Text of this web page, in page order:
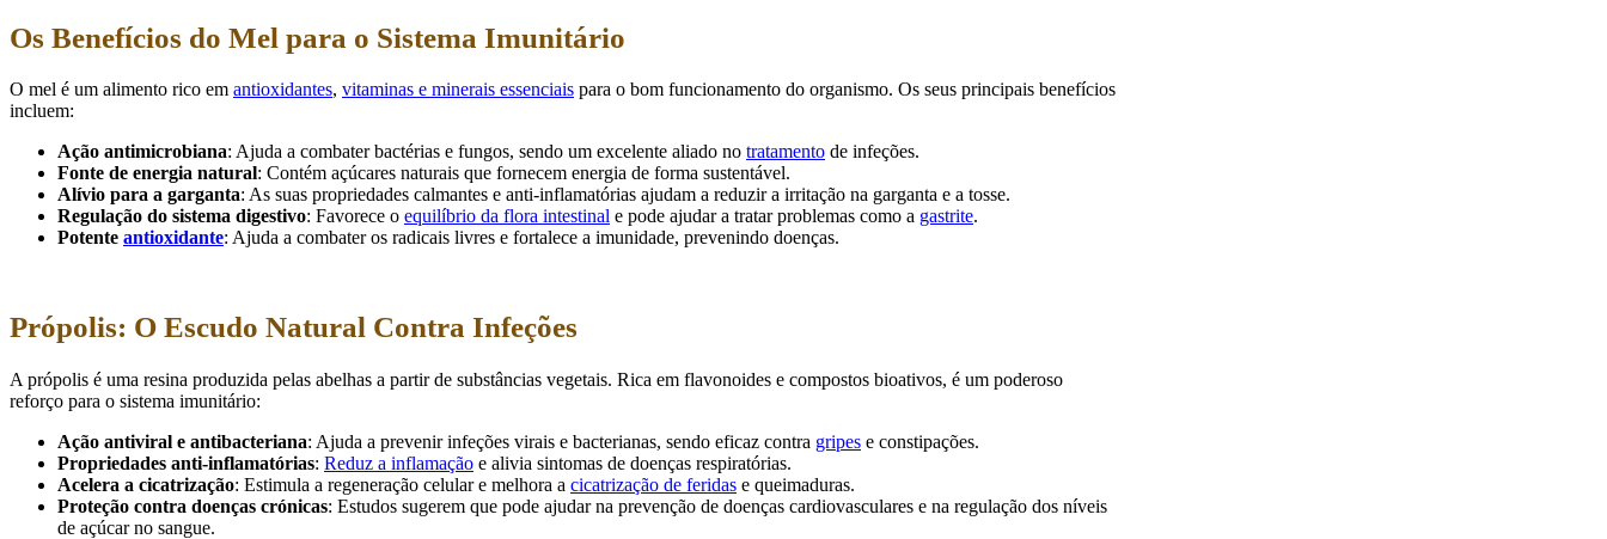
Os Benefícios do Mel para o Sistema Imunitário
O mel é um alimento rico em antioxidantes, vitaminas e minerais essenciais para o bom funcionamento do organismo. Os seus principais benefícios
incluem:
Ação antimicrobiana: Ajuda a combater bactérias e fungos, sendo um excelente aliado no tratamento de infeções.
Fonte de energia natural: Contém açúcares naturais que fornecem energia de forma sustentável.
Alívio para a garganta: As suas propriedades calmantes e anti-inflamatórias ajudam a reduzir a irritação na garganta e a tosse.
Regulação do sistema digestivo: Favorece o equilíbrio da flora intestinal e pode ajudar a tratar problemas como a gastrite.
Potente antioxidante: Ajuda a combater os radicais livres e fortalece a imunidade, prevenindo doenças.
Própolis: O Escudo Natural Contra Infeções
A própolis é uma resina produzida pelas abelhas a partir de substâncias vegetais. Rica em flavonoides e compostos bioativos, é um poderoso
reforço para o sistema imunitário:
Ação antiviral e antibacteriana: Ajuda a prevenir infeções virais e bacterianas, sendo eficaz contra gripes e constipações.
Propriedades anti-inflamatórias: Reduz a inflamação e alivia sintomas de doenças respiratórias.
Acelera a cicatrização: Estimula a regeneração celular e melhora a cicatrização de feridas e queimaduras.
Proteção contra doenças crónicas: Estudos sugerem que pode ajudar na prevenção de doenças cardiovasculares e na regulação dos níveis
de açúcar no sangue.